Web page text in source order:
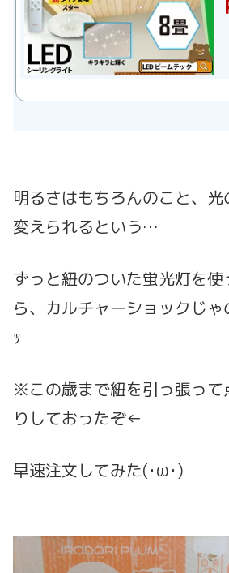
明るさはもちろんのこと、
変えられるという…
ずっと紐のついた蛍光灯を
ら、カルチャーショックじゃ
ｯ
※この歳まで紐を引っ張って
りしておったぞ←
早速注文してみた(･ω･)